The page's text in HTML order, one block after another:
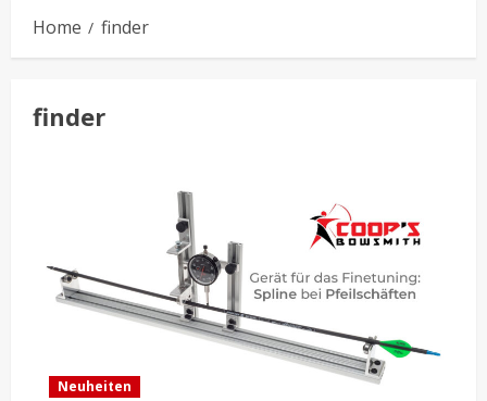
Home finder
finder
Neuheiten